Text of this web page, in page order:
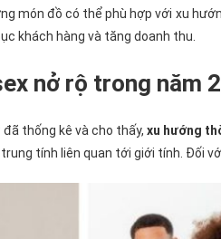
món đồ có thể phù hợp với xu
khách hàng và tăng doanh thu.
nở rộ trong năm
thống kê và cho thấy, xu hướng
tính liên quan tới giới tính. Đối